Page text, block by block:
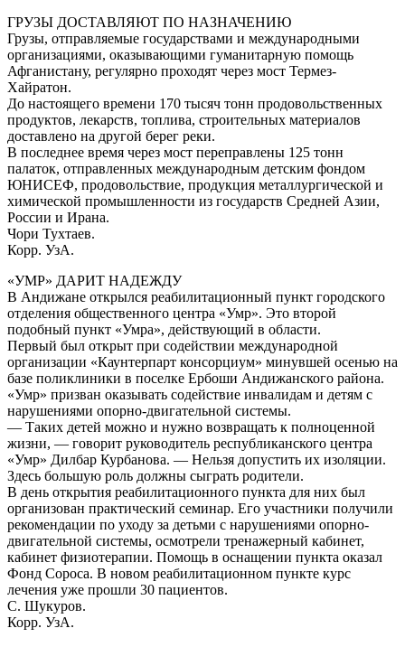
ГРУЗЫ ДОСТАВЛЯЮТ ПО НАЗНАЧЕНИЮ
Грузы, отправляемые государствами и международными
организациями, оказывающими гуманитарную помощь
Афганистану, регулярно проходят через мост Термез-
Хайратон.
До настоящего времени 170 тысяч тонн продовольственных
продуктов, лекарств, топлива, строительных материалов
доставлено на другой берег реки.
В последнее время через мост переправлены 125 тонн
палаток, отправленных международным детским фондом
ЮНИСЕФ, продовольствие, продукция металлургической и
химической промышленности из государств Средней Азии,
России и Ирана.
Чори Тухтаев.
Корр. УзА.
«УМР» ДАРИТ НАДЕЖДУ
В Андижане открылся реабилитационный пункт городского
отделения общественного центра «Умр». Это второй
подобный пункт «Умра», действующий в области.
Первый был открыт при содействии международной
организации «Каунтерпарт консорциум» минувшей осенью на
базе поликлиники в поселке Ербоши Андижанского района.
«Умр» призван оказывать содействие инвалидам и детям с
нарушениями опорно-двигательной системы.
— Таких детей можно и нужно возвращать к полноценной
жизни, — говорит руководитель республиканского центра
«Умр» Дилбар Курбанова. — Нельзя допустить их изоляции.
Здесь большую роль должны сыграть родители.
В день открытия реабилитационного пункта для них был
организован практический семинар. Его участники получили
рекомендации по уходу за детьми с нарушениями опорно-
двигательной системы, осмотрели тренажерный кабинет,
кабинет физиотерапии. Помощь в оснащении пункта оказал
Фонд Сороса. В новом реабилитационном пункте курс
лечения уже прошли 30 пациентов.
С. Шукуров.
Корр. УзА.